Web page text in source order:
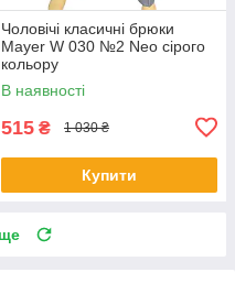
Чоловічі класичні брюки
Mayer W 030 №2 Neo сірого
кольору
В наявності
515 ₴ 1 030 ₴
Купити